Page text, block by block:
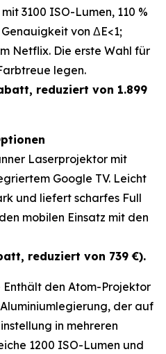
3100 ISO-Lumen, 110 %
von ΔE<1;
Netflix. Die erste Wahl für
legen.
reduziert von 1.899
Laserprojektor mit
Google TV. Leicht
und liefert scharfes Full
mobilen Einsatz mit den
reduziert von 739 €).
Enthält den Atom-Projektor
der auf
in mehreren
1200 ISO-Lumen und